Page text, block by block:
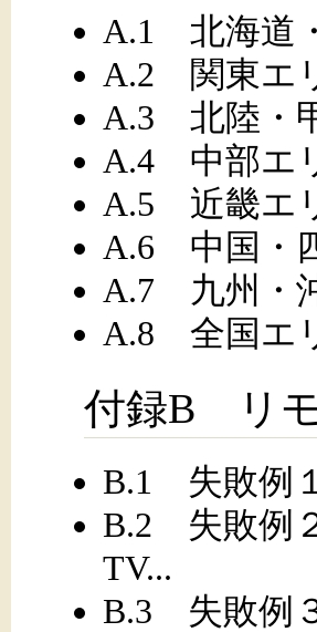
A.1 北海道
A.2 関東エ
A.3 北陸・
A.4 中部エ
A.5 近畿エ
A.6 中国・
A.7 九州・
A.8 全国エ
付録B リモ
B.1 失敗例１
B.2 失敗例２
TV...
B.3 失敗例３